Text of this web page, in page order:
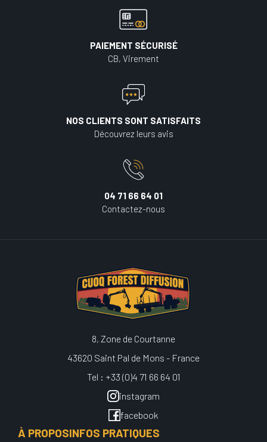
PAIEMENT SÉCURISÉ
CB, Virement
NOS CLIENTS SONT SATISFAITS
Découvrez leurs avis
04 71 66 64 01
Contactez-nous
8, Zone de Courtanne
43620 Saint Pal de Mons - France
Tel : +33 (0)4 71 66 64 01
instagram
facebook
À PROPOSINFOS PRATIQUES